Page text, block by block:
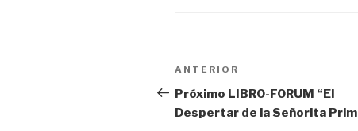
Navegación
de
entradas
Entrada
anterior:
ANTERIOR
Próximo LIBRO-FORUM “El
Despertar de la Señorita